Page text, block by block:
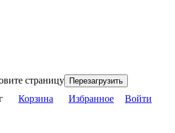
страницу Перезагрузить
Корзина Избранное Войти